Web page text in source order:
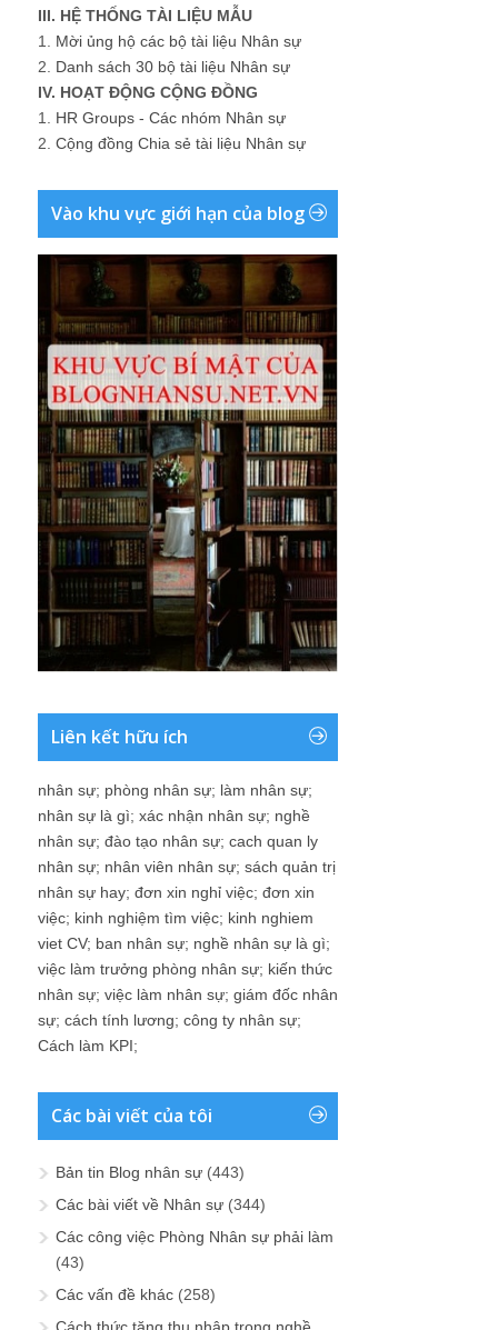
III. HỆ THỐNG TÀI LIỆU MẪU
1. Mời ủng hộ các bộ tài liệu Nhân sự
2. Danh sách 30 bộ tài liệu Nhân sự
IV. HOẠT ĐỘNG CỘNG ĐỒNG
1. HR Groups - Các nhóm Nhân sự
2. Cộng đồng Chia sẻ tài liệu Nhân sự
Vào khu vực giới hạn của blog
Liên kết hữu ích
nhân sự; phòng nhân sự; làm nhân sự;
nhân sự là gì; xác nhận nhân sự; nghề
nhân sự; đào tạo nhân sự; cach quan ly
nhân sự; nhân viên nhân sự; sách quản trị
nhân sự hay; đơn xin nghỉ việc; đơn xin
việc; kinh nghiệm tìm việc; kinh nghiem
viet CV; ban nhân sự; nghề nhân sự là gì;
việc làm trưởng phòng nhân sự; kiến thức
nhân sự; việc làm nhân sự; giám đốc nhân
sự; cách tính lương; công ty nhân sự;
Cách làm KPI;
Các bài viết của tôi
Bản tin Blog nhân sự (443)
Các bài viết về Nhân sự (344)
Các công việc Phòng Nhân sự phải làm
(43)
Các vấn đề khác (258)